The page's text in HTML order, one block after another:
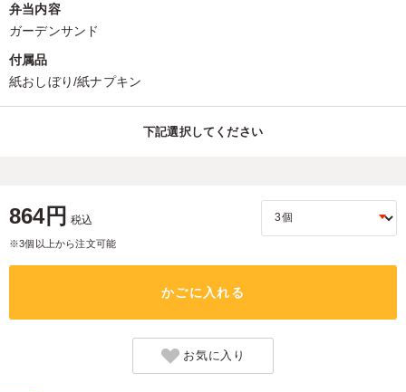
弁当内容
ガーデンサンド
付属品
紙おしぼり/紙ナプキン
下記選択してください
864円 税込
※3個以上から注文可能
かごに入れる
お気に入り